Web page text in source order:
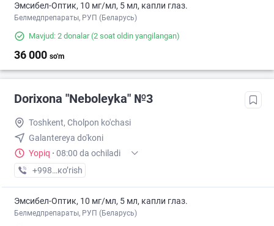
Эмсибел-Оптик, 10 мг/мл, 5 мл, капли глаз.
Белмедпрепараты, РУП (Беларусь)
Mavjud: 2 donalar(2 soat oldin yangilangan)
36 000 so'm
Dorixona "Neboleyka" №3
Toshkent, Cholpon ko'chasi
Galantereya do'koni
Yopiq · 08:00 da ochiladi
+998 (71) XXX-XX-XX
кo’rish
Эмсибел-Оптик, 10 мг/мл, 5 мл, капли глаз.
Белмедпрепараты, РУП (Беларусь)